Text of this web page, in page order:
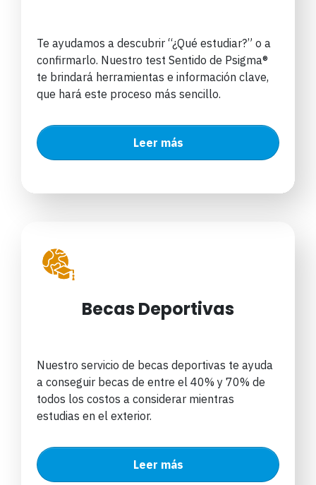
Te ayudamos a descubrir “¿Qué estudiar?” o a
confirmarlo. Nuestro test Sentido de Psigma®
te brindará herramientas e información clave,
que hará este proceso más sencillo.
Leer más
Becas Deportivas
Nuestro servicio de becas deportivas te ayuda
a conseguir becas de entre el 40% y 70% de
todos los costos a considerar mientras
estudias en el exterior.
Leer más